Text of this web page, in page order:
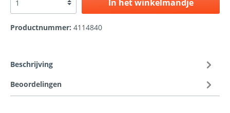
In het winkelmandje
Productnummer: 4114840
Beschrijving
Beoordelingen